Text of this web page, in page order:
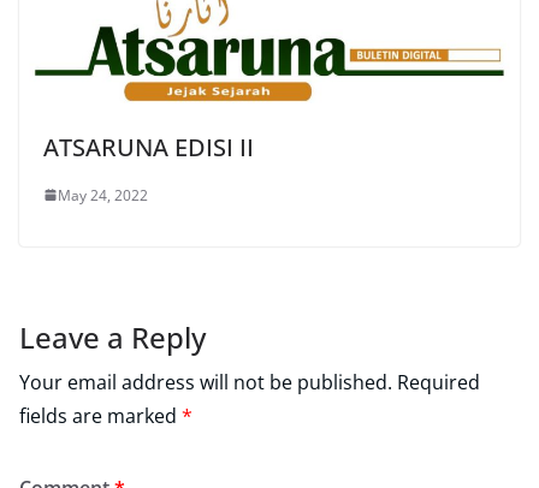
ATSARUNA EDISI II
May 24, 2022
Leave a Reply
Your email address will not be published. Required
fields are marked *